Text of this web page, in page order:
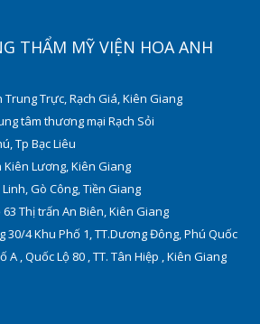
THẨM MỸ VIỆN HOA ANH
Trực, Rạch Giá, Kiên Giang
tâm thương mại Rạch Sỏi
Tp Bạc Liêu
Kiên Lương, Kiên Giang
Gò Công, Tiền Giang
Thị trấn An Biên, Kiên Giang
30/4 Khu Phố 1, TT.Dương Đông, Phú Quốc
A , Quốc Lộ 80 , TT. Tân Hiệp , Kiên Giang